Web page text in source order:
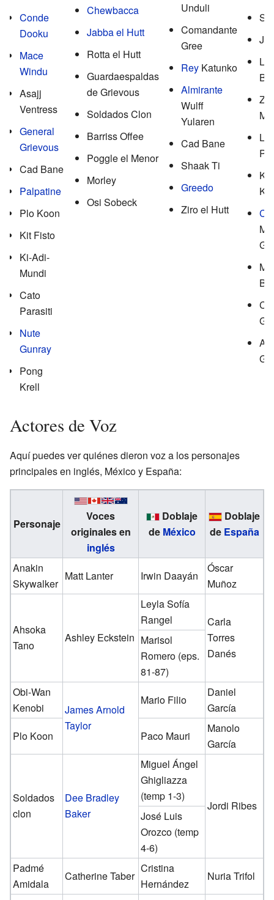
Conde
Dooku
Mace
Windu
Asajj
Ventress
General
Grievous
Cad Bane
Palpatine
Plo Koon
Kit Fisto
Ki-Adi-
Mundi
Cato
Parasiti
Nute
Gunray
Pong
Krell
Chewbacca
Jabba el Hutt
Rotta el Hutt
Guardaespaldas
de Grievous
Soldados Clon
Barriss Offee
Poggle el Menor
Morley
Osi Sobeck
Unduli
Comandante
Gree
Rey Katunko
Almirante
Wulff
Yularen
Cad Bane
Shaak Ti
Greedo
Ziro el Hutt
Mr.
Adi
Actores de Voz
Aquí puedes ver quiénes dieron voz a los personajes
principales en inglés, México y España:
Personaje
Voces
originales en
inglés
Doblaje
de México
Doblaje
de España
Anakin
Skywalker
Matt Lanter Irwin Daayán
Óscar
Muñoz
Ahsoka
Tano
Ashley Eckstein
Leyla Sofía
Rangel
Carla
Torres
Danés
Marisol
Romero (eps.
81-87)
Obi-Wan
Kenobi
James Arnold
Taylor
Mario Filio
Daniel
García
Plo Koon
Paco Mauri
Manolo
García
Soldados
clon
Dee Bradley
Baker
Miguel Ángel
Ghigliazza
(temp 1-3)
Jordi Ribes
José Luis
Orozco (temp
4-6)
Padmé
Amidala
Catherine Taber
Cristina
Hernández
Nuria Trifol